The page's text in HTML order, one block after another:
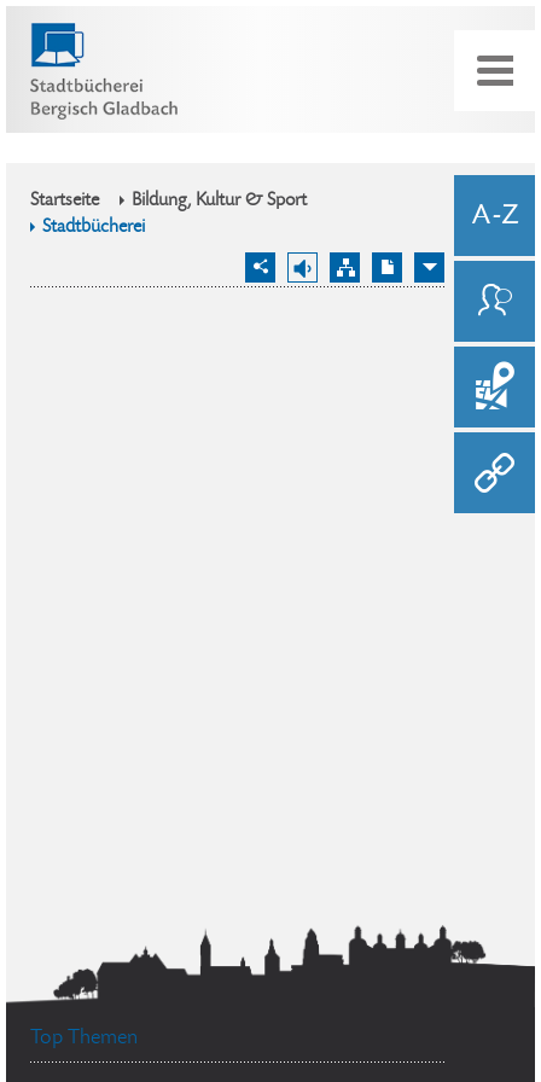
Startseite
Bildung, Kultur & Sport
Stadtbücherei
Top Themen